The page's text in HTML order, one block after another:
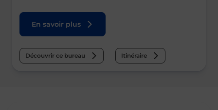
En savoir plus
Découvrir ce bureau Itinéraire